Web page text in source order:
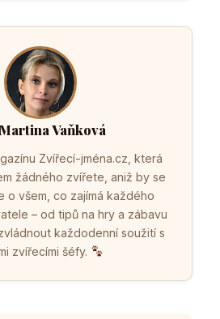
Vaňková
Zvířecí-jména.cz, která
žádného zvířete, aniž by se
o všem, co zajímá každého
– od tipů na hry a zábavu
každodenní soužití s
zvířecími šéfy.